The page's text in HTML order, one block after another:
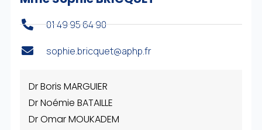
01 49 95 64 90
sophie.bricquet@aphp.fr
Dr Boris MARGUIER
Dr Noémie BATAILLE
Dr Omar MOUKADEM